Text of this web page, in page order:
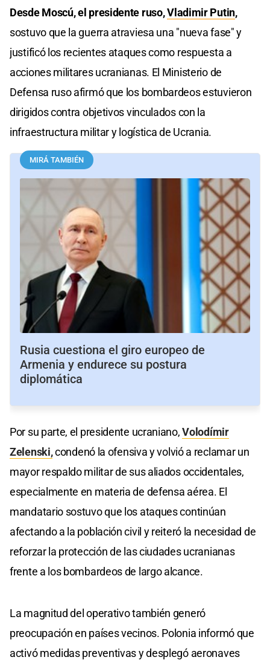
Desde Moscú, el presidente ruso,Vladimir Putin,
sostuvo que la guerra atraviesa una "nueva fase" y
justificó los recientes ataques como respuesta a
acciones militares ucranianas. El Ministerio de
Defensa ruso afirmó que los bombardeos estuvieron
dirigidos contra objetivos vinculados con la
infraestructura militar y logística de Ucrania.
MIRÁ TAMBIÉN
Rusia cuestiona el giro europeo de
Armenia y endurece su postura
diplomática
Por su parte, el presidente ucraniano,Volodímir
Zelenski,condenó la ofensiva y volvió a reclamar un
mayor respaldo militar de sus aliados occidentales,
especialmente en materia de defensa aérea. El
mandatario sostuvo que los ataques continúan
afectando a la población civil y reiteró la necesidad de
reforzar la protección de las ciudades ucranianas
frente a los bombardeos de largo alcance.
La magnitud del operativo también generó
preocupación en países vecinos. Polonia informó que
activó medidas preventivas y desplegó aeronaves